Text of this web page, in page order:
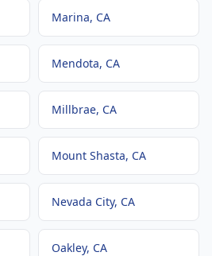
Marina, CA
Mendota, CA
Millbrae, CA
Mount Shasta, CA
Nevada City, CA
Oakley, CA